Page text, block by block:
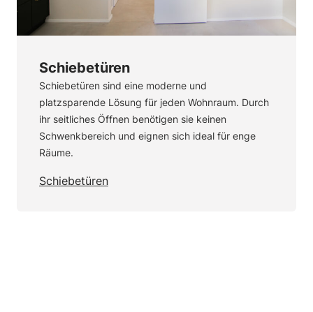
Schiebetüren
Schiebetüren sind eine moderne und
platzsparende Lösung für jeden Wohnraum. Durch
ihr seitliches Öffnen benötigen sie keinen
Schwenkbereich und eignen sich ideal für enge
Räume.
Schiebetüren